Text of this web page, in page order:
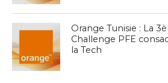
Orange Tunisie : La
Challenge PFE
la Tech